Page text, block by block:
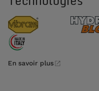
En savoir plus